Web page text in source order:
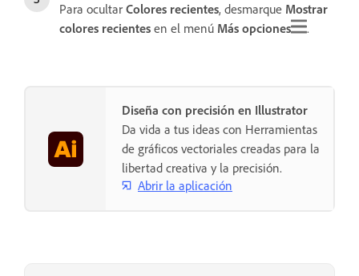
Para ocultar Colores recientes, desmarque Mostrar
colores recientes en el menú Más opciones .
Diseña con precisión en Illustrator
Da vida a tus ideas con Herramientas
de gráficos vectoriales creadas para la
libertad creativa y la precisión.
Abrir la aplicación